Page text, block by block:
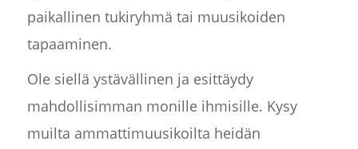
paikallinen tukiryhmä tai muusikoiden
tapaaminen.
Ole siellä ystävällinen ja esittäydy
mahdollisimman monille ihmisille. Kysy
muilta ammattimuusikoilta heidän